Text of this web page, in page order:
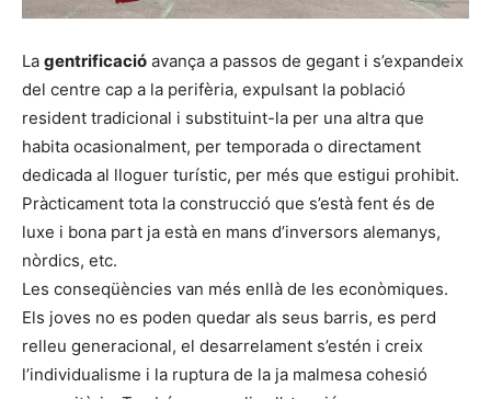
La gentrificació avança a passos de gegant i s’expandeix
del centre cap a la perifèria, expulsant la població
resident tradicional i substituint-la per una altra que
habita ocasionalment, per temporada o directament
dedicada al lloguer turístic, per més que estigui prohibit.
Pràcticament tota la construcció que s’està fent és de
luxe i bona part ja està en mans d’inversors alemanys,
nòrdics, etc.
Les conseqüències van més enllà de les econòmiques.
Els joves no es poden quedar als seus barris, es perd
relleu generacional, el desarrelament s’estén i creix
l’individualisme i la ruptura de la ja malmesa cohesió